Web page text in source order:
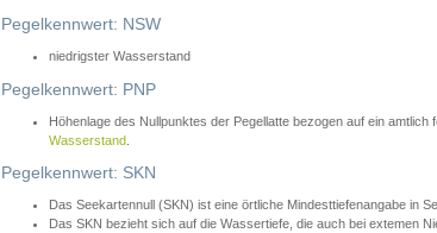
Pegelkennwert: NSW
niedrigster Wasserstand
Pegelkennwert: PNP
Höhenlage des Nullpunktes der Pegellatte bezogen auf ein amtlich
Wasserstand
Pegelkennwert: SKN
Das Seekartennull (SKN) ist eine örtliche Mindesttiefenangabe in
Das SKN bezieht sich auf die Wassertiefe, die auch bei extemen